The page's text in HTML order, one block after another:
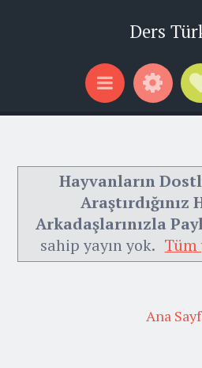
Ders
Menu
Hayvanların
Araştırdığınız
Arkadaşlarınızla
sahip yayın yok. Tüm
Ana